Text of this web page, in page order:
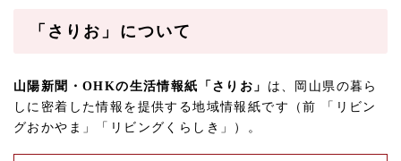
「さりお」について
山陽新聞・OHKの生活情報紙「さりお」 は、岡山県の暮ら
しに密着した情報を提供する地域情報紙です（前 「リビン
グおかやま」「リビングくらしき」）。